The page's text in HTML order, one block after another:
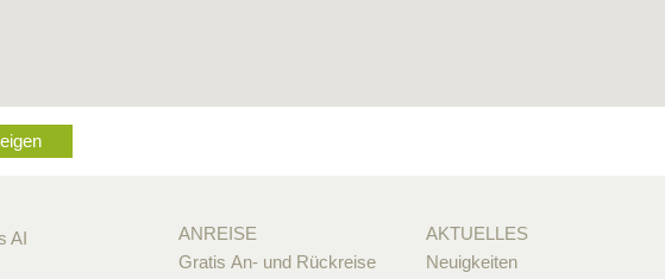
AI
ANREISE
Gratis An- und Rückreise
AKTUELLES
Neuigkeiten